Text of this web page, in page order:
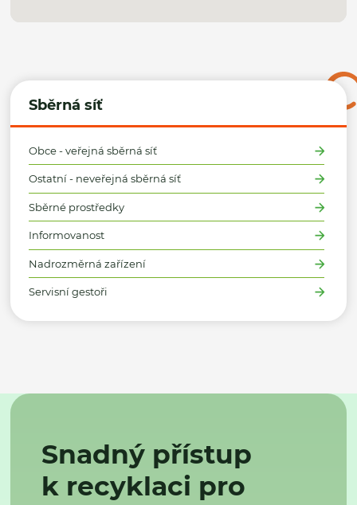
Sběrná síť
Obce - veřejná sběrná síť
Ostatní - neveřejná sběrná síť
Sběrné prostředky
Informovanost
Nadrozměrná zařízení
Servisní gestoři
Snadný přístup
k recyklaci pro